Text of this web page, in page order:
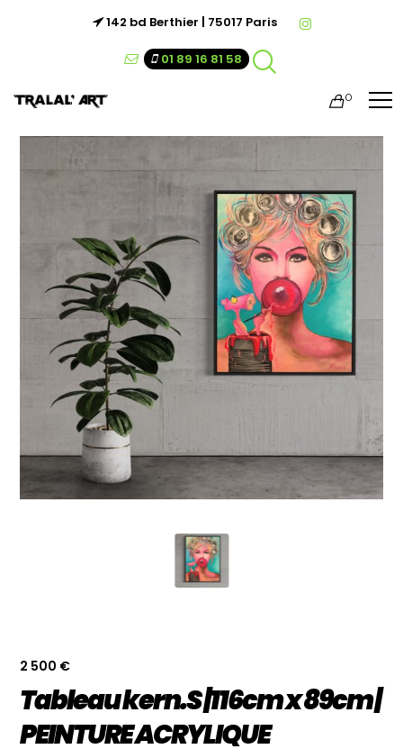
142 bd Berthier | 75017 Paris
01 89 16 81 58
0
2 500 €
Tableau kern.S |116cm x 89cm |
PEINTURE ACRYLIQUE